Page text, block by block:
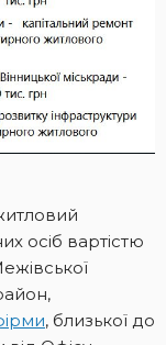
осіб вартістю
, близької до